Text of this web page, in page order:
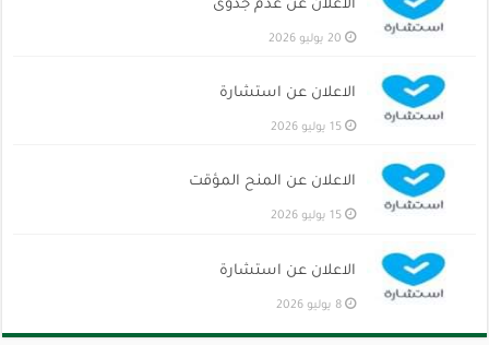
الاعلان عن عدم جدوى
20 يوليو 2026
الاعلان عن استشارة
15 يوليو 2026
الاعلان عن المنح المؤقت
15 يوليو 2026
الاعلان عن استشارة
8 يوليو 2026